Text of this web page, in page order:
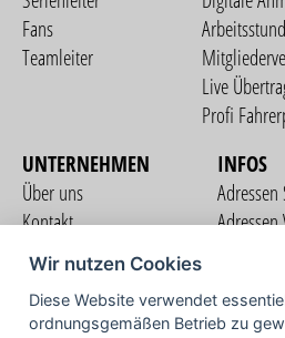
Fans
Teamleiter
Live
Profi
UNTERNEHMEN
Über uns
Kontakt
Nutzungsbedingungen
Datenschutzerklärung
Impressum
INFOS
Adressen
Wir nutzen Cookies
Diese Website verwendet
ordnungsgemäßen Betrieb zu